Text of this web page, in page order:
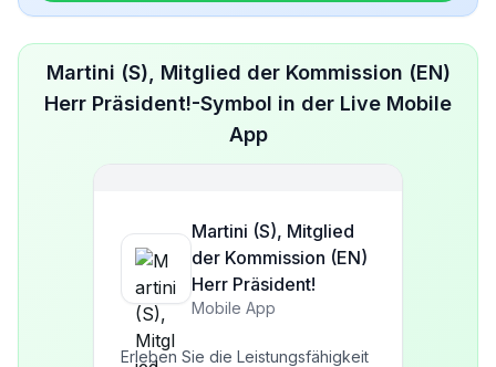
Martini (S), Mitglied der Kommission (EN)
Herr Präsident!-Symbol in der Live Mobile
App
Martini (S), Mitglied
der Kommission (EN)
Herr Präsident!
Mobile App
Erleben Sie die Leistungsfähigkeit